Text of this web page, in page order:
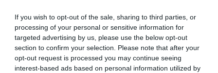
If you wish to opt-out of the sale, sharing to third parties, or
processing of your personal or sensitive information for
targeted advertising by us, please use the below opt-out
section to confirm your selection. Please note that after your
opt-out request is processed you may continue seeing
interest-based ads based on personal information utilized by